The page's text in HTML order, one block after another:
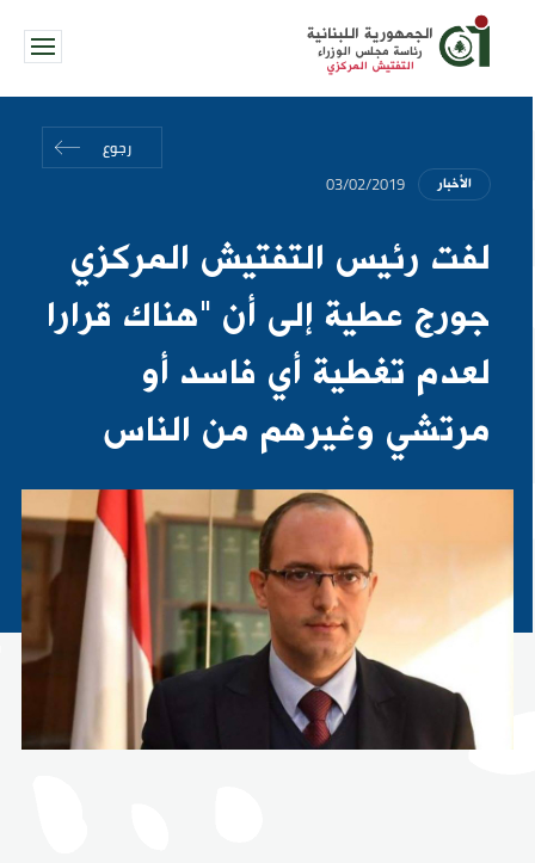
الجمهورية اللبنانية
رئاسة مجلس الوزراء
التفتيش المركزي
رجوع
الأخبار 03/02/2019
لفت رئيس التفتيش المركزي
جورج عطية إلى أن "هناك قرارا
لعدم تغطية أي فاسد أو
مرتشي وغيرهم من الناس